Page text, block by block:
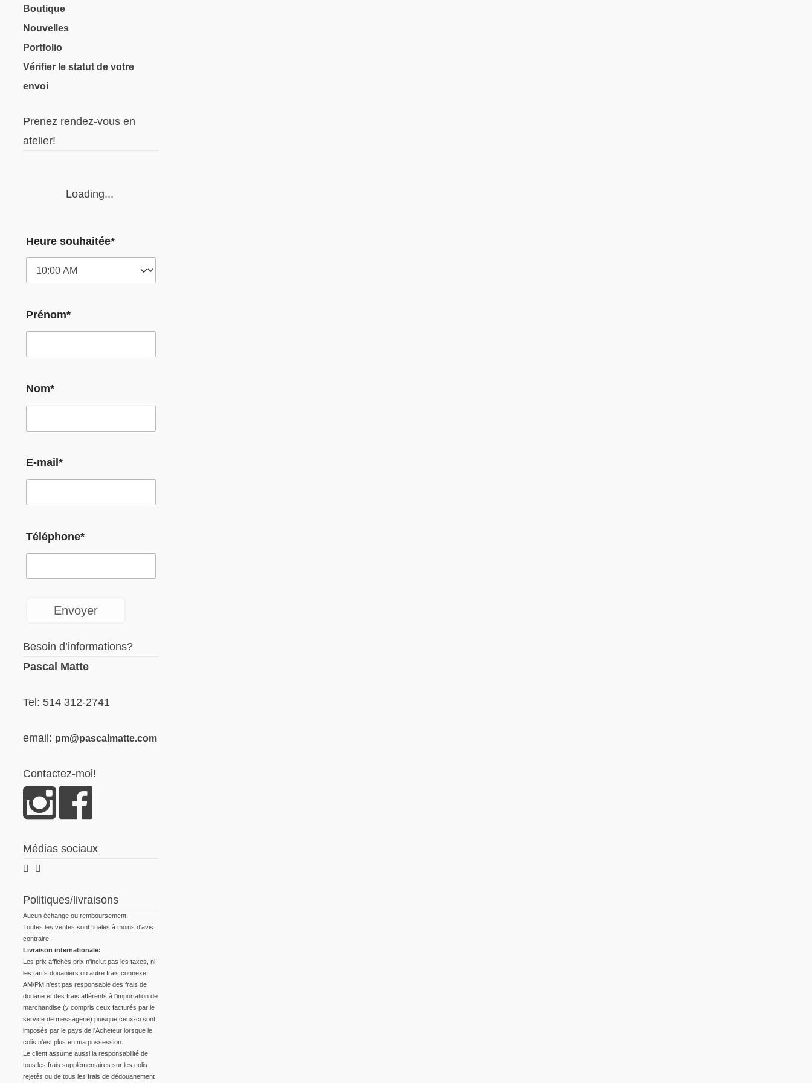
Boutique
Nouvelles
Portfolio
Vérifier le statut de votre
envoi
Prenez rendez-vous en
atelier!
Loading...
Heure souhaitée*
Prénom*
Nom*
E-mail*
Téléphone*
Besoin d’informations?
Pascal Matte
Tel: 514 312-2741
email: pm@pascalmatte.com
Contactez-moi!
Médias sociaux
Politiques/livraisons
Aucun échange ou remboursement.
Toutes les ventes sont finales à moins d'avis
contraire.
Livraison internationale:
Les prix affichés prix n'inclut pas les taxes, ni
les tarifs douaniers ou autre frais connexe.
AM/PM n'est pas responsable des frais de
douane et des frais afférents à l'importation de
marchandise (y compris ceux facturés par le
service de messagerie) puisque ceux-ci sont
imposés par le pays de l'Acheteur lorsque le
colis n'est plus en ma possession.
Le client assume aussi la responsabilité de
tous les frais supplémentaires sur les colis
rejetés ou de tous les frais de dédouanement